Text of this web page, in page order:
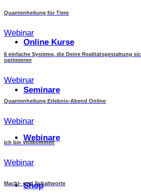
Online Kurse
Seminare
Webinare
Shop
Quantenheilung für Tiere
Webinar
6 einfache Systeme, die Deine Realitätsgestaltung
optimieren
Webinar
Quantenheilung Erlebnis-Abend Online
Webinar
Ich bin vollkommen
Webinar
Macht- und Schaltworte